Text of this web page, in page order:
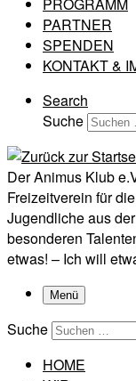
PARTNER
SPENDEN
KONTAKT &
Search
Suche
Der Animus Klub
Freizeitverein für
Jugendliche aus
besonderen
etwas! – Ich will
Menü
Suche
HOME